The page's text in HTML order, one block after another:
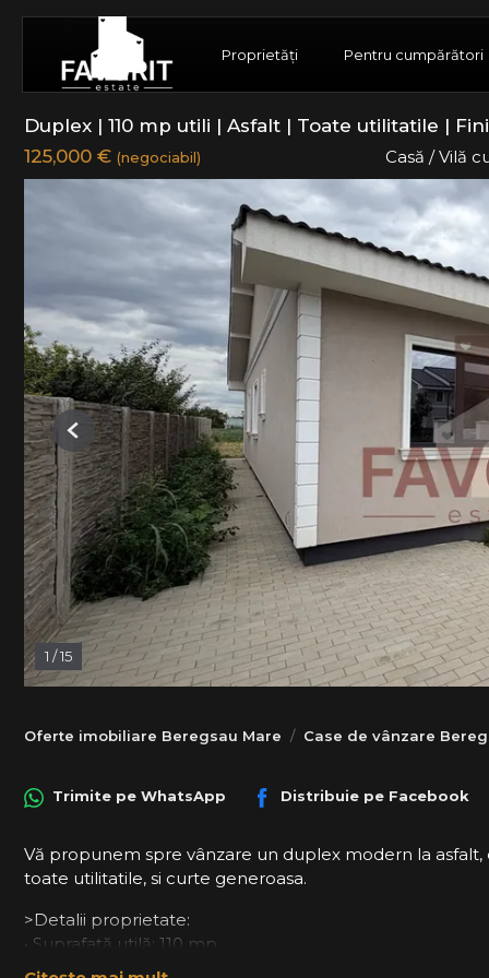
Proprietăți Pentru cumpărători
Duplex | 110 mp utili | Asfalt | Toate utilitatile |
125,000 € (negociabil) Casă / Vilă
1 /15
Previous
Oferte imobiliare Beregsau Mare Case de vânzare
Trimite pe WhatsApp Distribuie pe Facebook
Vă propunem spre vânzare un duplex modern la
toate utilitatile, si curte generoasa.
>Detalii proprietate:
• Suprafață utilă: 110 mp
• Teren: 375 mp